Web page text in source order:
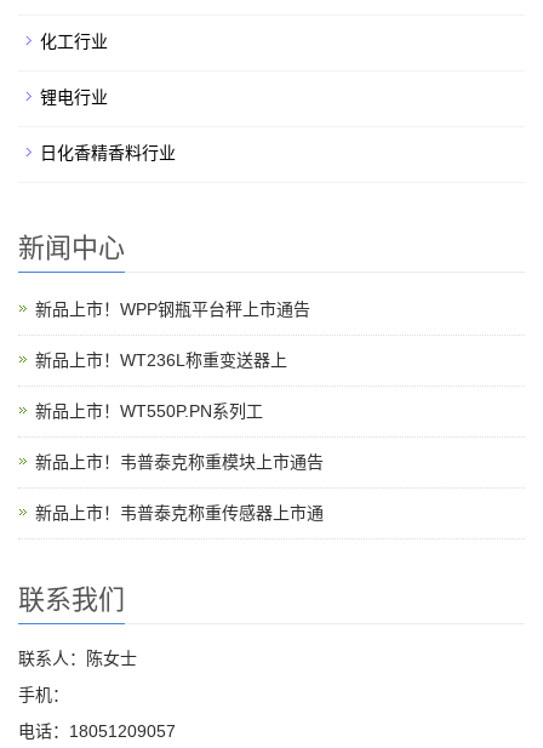
化工行业
锂电行业
日化香精香料行业
新闻中心
新品上市！WPP钢瓶平台秤上市通告
新品上市！WT236L称重变送器上
新品上市！WT550P.PN系列工
新品上市！韦普泰克称重模块上市通告
新品上市！韦普泰克称重传感器上市通
联系我们
联系人：陈女士
手机：
电话：18051209057